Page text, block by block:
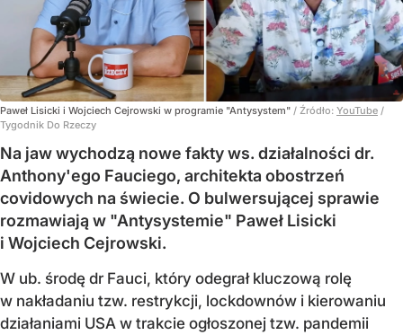
Paweł Lisicki i Wojciech Cejrowski w programie "Antysystem" / Źródło: YouTube /
Tygodnik Do Rzeczy
Na jaw wychodzą nowe fakty ws. działalności dr.
Anthony'ego Fauciego, architekta obostrzeń
covidowych na świecie. O bulwersującej sprawie
rozmawiają w "Antysystemie" Paweł Lisicki
i Wojciech Cejrowski.
W ub. środę dr Fauci, który odegrał kluczową rolę
w nakładaniu tzw. restrykcji, lockdownów i kierowaniu
działaniami USA w trakcie ogłoszonej tzw. pandemii